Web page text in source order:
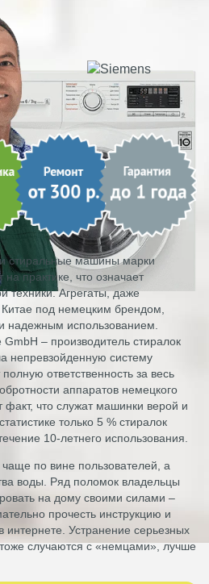
стиральные машины марки
практике, что означает
техники. Агрегаты, даже
под немецким брендом,
надежным использованием.
– производитель стиралок
непревзойденную систему
ответственность за весь
аппаратов немецкого
факт, что служат машинки верой и
только 5 % стиралок
10-летнего использования.
по вине пользователей, а
воды. Ряд поломок владельцы
на дому своими силами –
прочесть инструкцию и
интернете. Устранение серьезных
случаются с «немцами», лучше